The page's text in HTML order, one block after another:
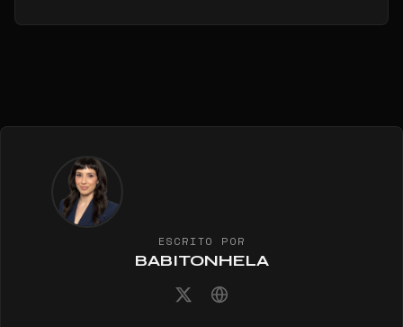
ESCRITO POR
BABITONHELA